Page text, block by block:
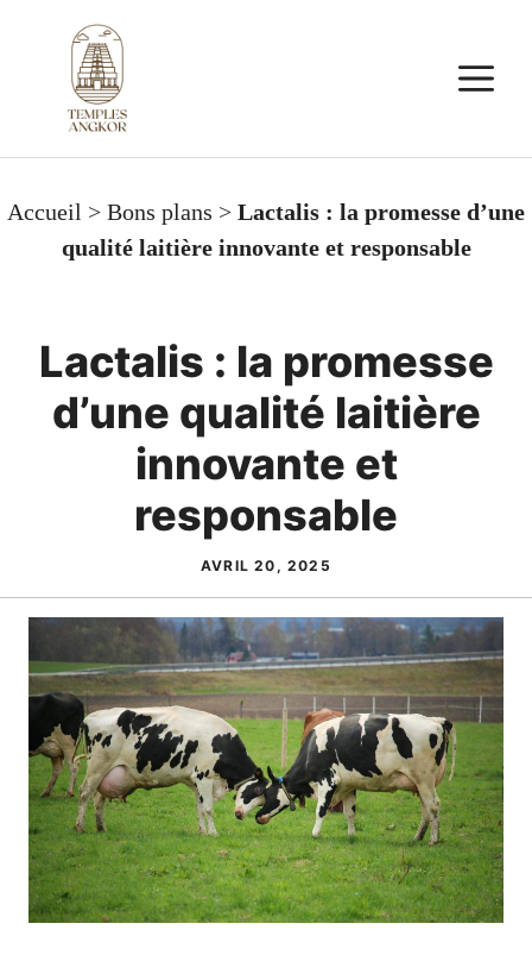
contenu
Accueil > Bons plans > Lactalis : la promesse d’une
qualité laitière innovante et responsable
Lactalis : la promesse
d’une qualité laitière
innovante et
responsable
AVRIL 20, 2025